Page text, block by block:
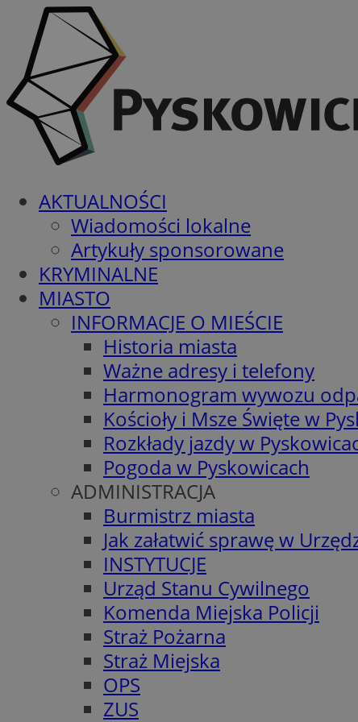
AKTUALNOŚCI
Wiadomości lokalne
Artykuły sponsorowane
KRYMINALNE
MIASTO
INFORMACJE O MIEŚCIE
Historia miasta
Ważne adresy i telefony
Harmonogram wywozu
Kościoły i Msze Święte w
Rozkłady jazdy w
Pogoda w Pyskowicach
ADMINISTRACJA
Burmistrz miasta
Jak załatwić sprawę w
INSTYTUCJE
Urząd Stanu Cywilnego
Komenda Miejska Policji
Straż Pożarna
Straż Miejska
OPS
ZUS